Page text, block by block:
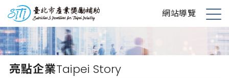
到
主
要
內
台北市產業獎勵補助 網站導覽
展
選
單
亮點企業Taipei Story